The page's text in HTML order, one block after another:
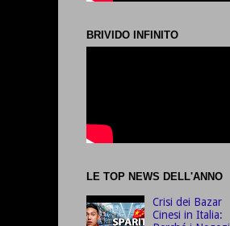
BRIVIDO INFINITO
LE TOP NEWS DELL'ANNO
Crisi dei Bazar
Cinesi in Italia: